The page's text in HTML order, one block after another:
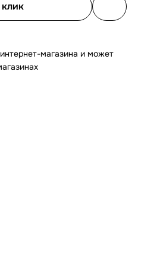
клик
магазина и может